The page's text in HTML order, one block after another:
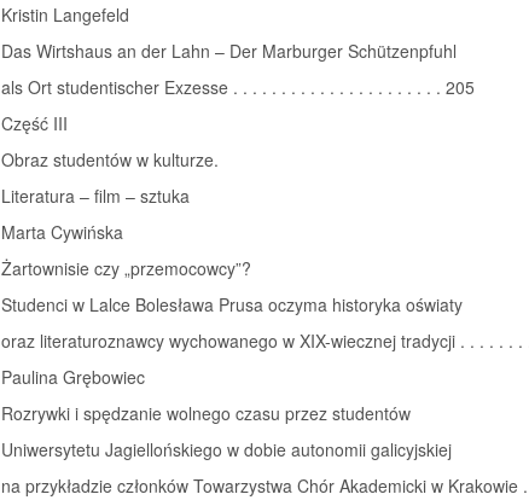
Kristin Langefeld
Das Wirtshaus an der Lahn – Der Marburger Schützenpfuhl
als Ort studentischer Exzesse . . . . . . . . . . . . . . . . . . . . . . 205
Część III
Obraz studentów w kulturze.
Literatura – film – sztuka
Marta Cywińska
Żartownisie czy „przemocowcy”?
Studenci w Lalce Bolesława Prusa oczyma historyka oświaty
oraz literaturoznawcy wychowanego w XIX-wiecznej tradycji . . . . . . .
Paulina Grębowiec
Rozrywki i spędzanie wolnego czasu przez studentów
Uniwersytetu Jagiellońskiego w dobie autonomii galicyjskiej
na przykładzie członków Towarzystwa Chór Akademicki w Krakowie